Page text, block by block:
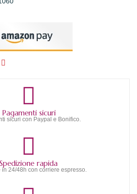
Pagamenti sicuri
sicuri con Paypal e Bonifico.
Spedizione rapida
24/48h con corriere espresso.